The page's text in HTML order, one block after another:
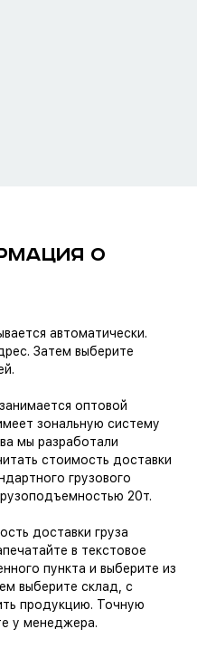
О
автоматически.
Затем выберите
оптовой
зональную систему
мы разработали
стоимость доставки
грузового
20т.
доставки груза
в текстовое
пункта и выберите из
выберите склад, с
продукцию. Точную
у менеджера.